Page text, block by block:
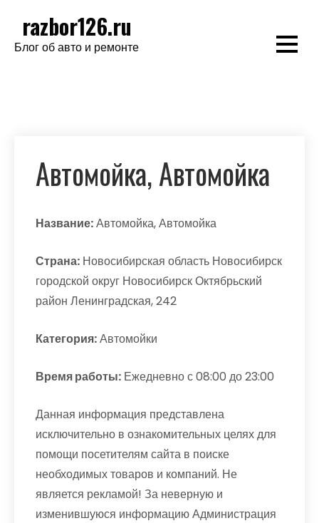
содержимому
razbor126.ru
Блог об авто и ремонте
Автомойка, Автомойка
Название:Автомойка, Автомойка
Страна: Новосибирская область Новосибирск
городской округ Новосибирск Октябрьский
район Ленинградская, 242
Категория:Автомойки
Время работы: Ежедневно с 08:00 до 23:00
Данная информация представлена
исключительно в ознакомительных целях для
помощи посетителям сайта в поиске
необходимых товаров и компаний. Не
является рекламой! За неверную и
изменившуюся информацию Администрация